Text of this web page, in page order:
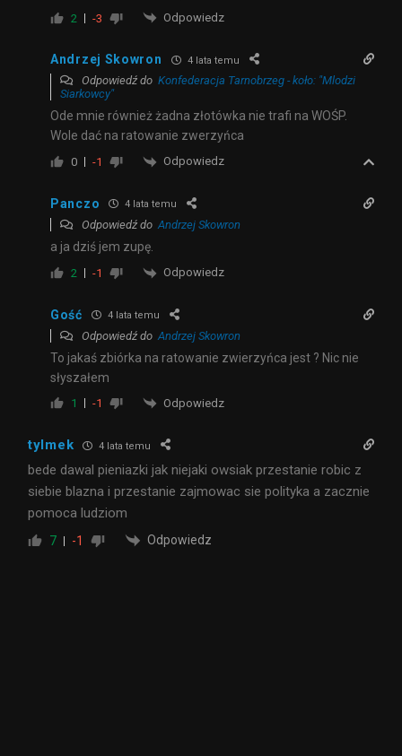
2 -3 Odpowiedz
Andrzej Skowron 4 lata temu
Odpowiedź do Konfederacja Tarnobrzeg - koło: "Mlodzi
Siarkowcy"
Ode mnie również żadna złotówka nie trafi na WOŚP.
Wole dać na ratowanie zwerzyńca
0 -1 Odpowiedz
Panczo 4 lata temu
Odpowiedź do Andrzej Skowron
a ja dziś jem zupę.
2 -1 Odpowiedz
Gość 4 lata temu
Odpowiedź do Andrzej Skowron
To jakaś zbiórka na ratowanie zwierzyńca jest ? Nic nie
słyszałem
1 -1 Odpowiedz
tylmek 4 lata temu
bede dawal pieniazki jak niejaki owsiak przestanie robic z
siebie blazna i przestanie zajmowac sie polityka a zacznie
pomoca ludziom
7 -1 Odpowiedz